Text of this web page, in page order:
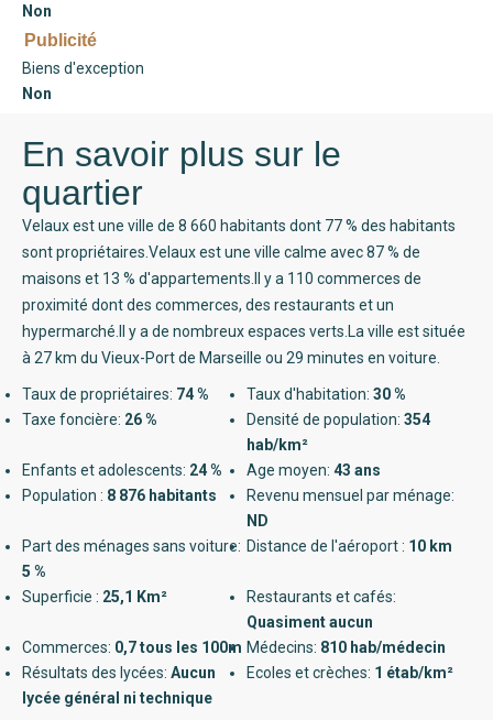
Non
Publicité
Biens d'exception
Non
En savoir plus sur le
quartier
Velaux est une ville de 8 660 habitants dont 77 % des habitants
sont propriétaires.Velaux est une ville calme avec 87 % de
maisons et 13 % d'appartements.Il y a 110 commerces de
proximité dont des commerces, des restaurants et un
hypermarché.Il y a de nombreux espaces verts.La ville est située
à 27 km du Vieux-Port de Marseille ou 29 minutes en voiture.
Taux de propriétaires: 74 % Taux d'habitation: 30 %
Taxe foncière: 26 % Densité de population: 354
hab/km²
Enfants et adolescents: 24 % Age moyen: 43 ans
Population : 8 876 habitants
Revenu mensuel par ménage:
ND
Part des ménages sans voiture:
5 %
Distance de l'aéroport : 10 km
Superficie : 25,1 Km²
Restaurants et cafés:
Quasiment aucun
Commerces: 0,7 tous les 100m Médecins: 810 hab/médecin
Résultats des lycées: Aucun
lycée général ni technique
Ecoles et crèches: 1 étab/km²